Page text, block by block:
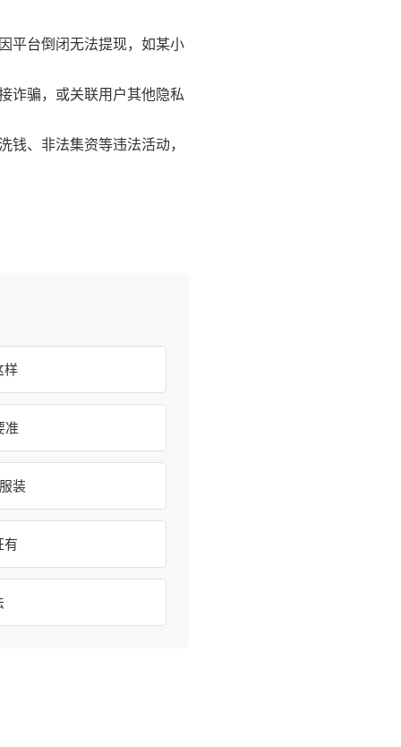
平台倒闭无法提现，如某小
诈骗，或关联用户其他隐私
钱、非法集资等违法活动，
样
准
装
有